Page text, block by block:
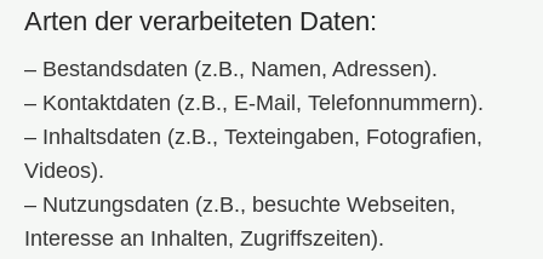
Arten der verarbeiteten Daten:
– Bestandsdaten (z.B., Namen, Adressen).
– Kontaktdaten (z.B., E-Mail, Telefonnummern).
– Inhaltsdaten (z.B., Texteingaben, Fotografien,
Videos).
– Nutzungsdaten (z.B., besuchte Webseiten,
Interesse an Inhalten, Zugriffszeiten).